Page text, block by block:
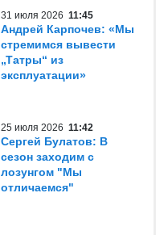
31 июля 2026 11:45
Андрей Карпочев: «Мы
стремимся вывести
„Татры“ из
эксплуатации»
25 июля 2026 11:42
Сергей Булатов: В
сезон заходим с
лозунгом "Мы
отличаемся"